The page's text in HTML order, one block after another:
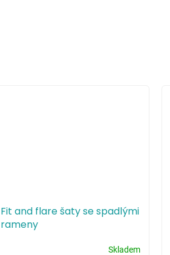
Fit and flare šaty se spadlými
rameny
Skladem